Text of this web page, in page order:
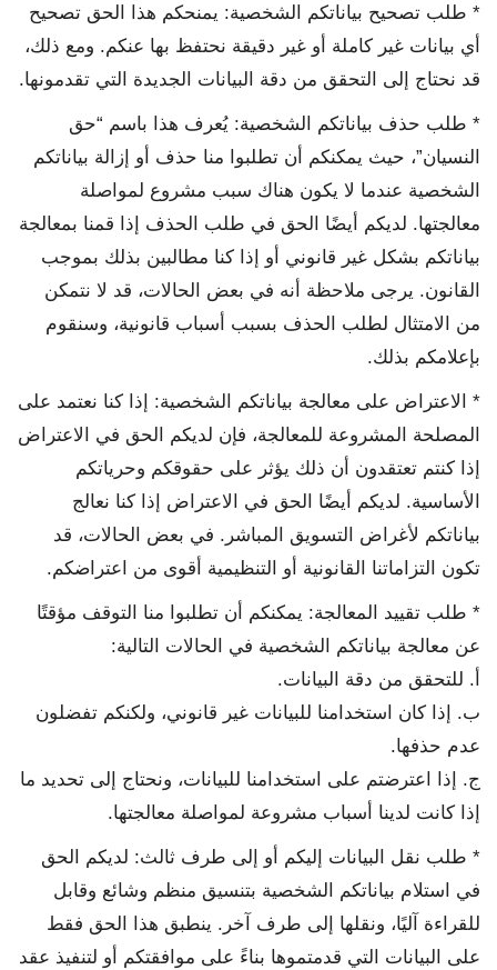
* طلب تصحيح بياناتكم الشخصية: يمنحكم هذا الحق تصحيح
أي بيانات غير كاملة أو غير دقيقة نحتفظ بها عنكم. ومع ذلك،
قد نحتاج إلى التحقق من دقة البيانات الجديدة التي تقدمونها.
* طلب حذف بياناتكم الشخصية: يُعرف هذا باسم “حق
النسيان”، حيث يمكنكم أن تطلبوا منا حذف أو إزالة بياناتكم
الشخصية عندما لا يكون هناك سبب مشروع لمواصلة
معالجتها. لديكم أيضًا الحق في طلب الحذف إذا قمنا بمعالجة
بياناتكم بشكل غير قانوني أو إذا كنا مطالبين بذلك بموجب
القانون. يرجى ملاحظة أنه في بعض الحالات، قد لا نتمكن
من الامتثال لطلب الحذف بسبب أسباب قانونية، وسنقوم
بإعلامكم بذلك.
* الاعتراض على معالجة بياناتكم الشخصية: إذا كنا نعتمد على
المصلحة المشروعة للمعالجة، فإن لديكم الحق في الاعتراض
إذا كنتم تعتقدون أن ذلك يؤثر على حقوقكم وحرياتكم
الأساسية. لديكم أيضًا الحق في الاعتراض إذا كنا نعالج
بياناتكم لأغراض التسويق المباشر. في بعض الحالات، قد
تكون التزاماتنا القانونية أو التنظيمية أقوى من اعتراضكم.
* طلب تقييد المعالجة: يمكنكم أن تطلبوا منا التوقف مؤقتًا
عن معالجة بياناتكم الشخصية في الحالات التالية:
أ. للتحقق من دقة البيانات.
ب. إذا كان استخدامنا للبيانات غير قانوني، ولكنكم تفضلون
عدم حذفها.
ج. إذا اعترضتم على استخدامنا للبيانات، ونحتاج إلى تحديد ما
إذا كانت لدينا أسباب مشروعة لمواصلة معالجتها.
* طلب نقل البيانات إليكم أو إلى طرف ثالث: لديكم الحق
في استلام بياناتكم الشخصية بتنسيق منظم وشائع وقابل
للقراءة آليًا، ونقلها إلى طرف آخر. ينطبق هذا الحق فقط
على البيانات التي قدمتموها بناءً على موافقتكم أو لتنفيذ عقد